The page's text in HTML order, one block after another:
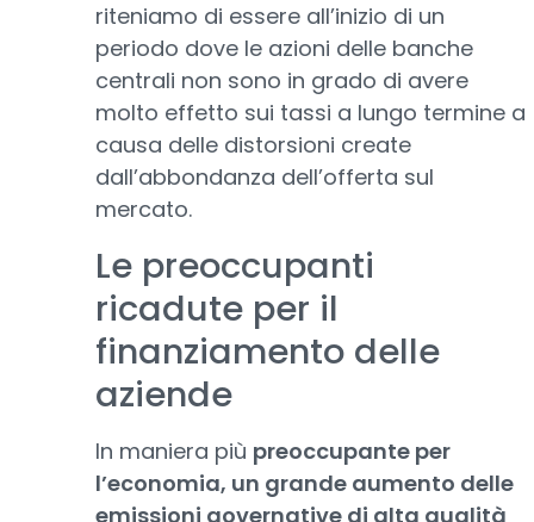
riteniamo di essere all’inizio di un
periodo dove le azioni delle banche
centrali non sono in grado di avere
molto effetto sui tassi a lungo termine a
causa delle distorsioni create
dall’abbondanza dell’offerta sul
mercato.
Le preoccupanti
ricadute per il
finanziamento delle
aziende
In maniera più preoccupante per
l’economia, un grande aumento delle
emissioni governative di alta qualità